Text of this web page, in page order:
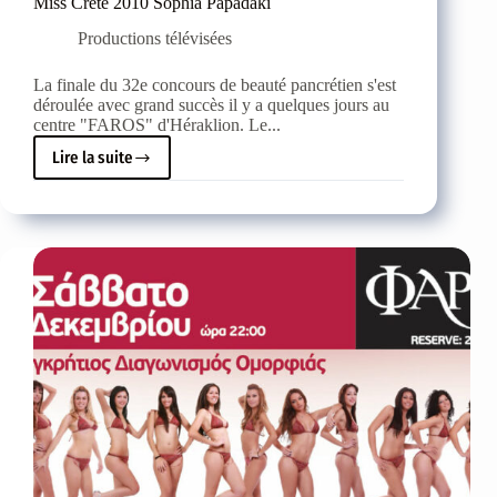
Productions télévisées
La finale du 32e concours de beauté pancrétien s'est
déroulée avec grand succès il y a quelques jours au
centre "FAROS" d'Héraklion. Le...
Lire la suite
Miss
Crète
Sophia
Papadaki